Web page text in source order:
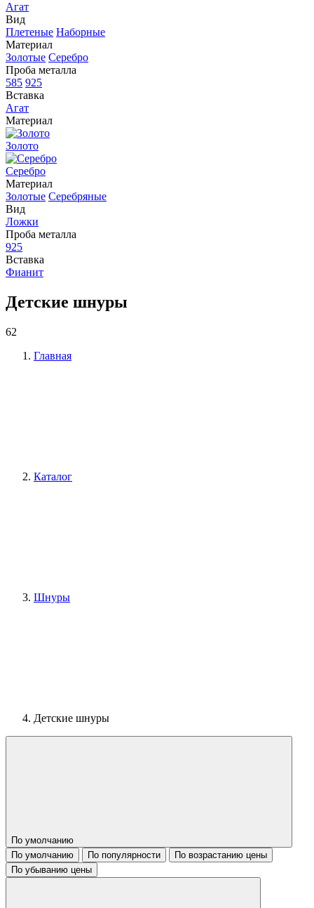
Агат
Вид
Плетеные Наборные
Материал
Золотые Серебро
Проба металла
585 925
Вставка
Агат
Материал
Золото
Серебро
Материал
Золотые Серебряные
Вид
Ложки
Проба металла
925
Вставка
Фианит
Детские шнуры
62
Главная
Каталог
Шнуры
Детские шнуры
По умолчанию
По умолчанию
По популярности
По возрастанию цены
По убыванию цены